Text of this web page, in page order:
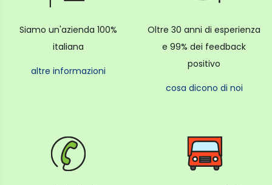
Pasta sfoglia : grammi di farina 3,2 kg
Biscotti (standard 5,1 cm) 108 unità (9 dozzine)
Accessori compresi nel kit:
frusta a filo, frusta piatta, gancio impastatore,
Siamo un'azienda 100%
italiana
altre informazioni
Oltre 30 anni di esperienza
e 99% dei feedback
positivo
cosa dicono di noi